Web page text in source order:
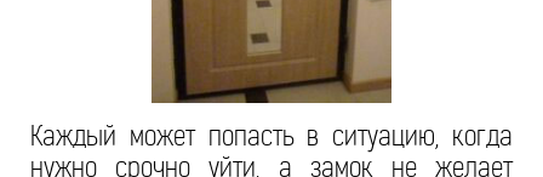
Каждый может попасть в ситуацию, когда
нужно срочно уйти, а замок не желает